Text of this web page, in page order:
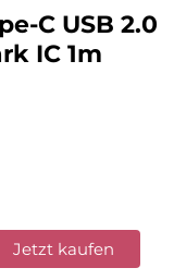
C USB 2.0
IC 1m
Jetzt kaufen